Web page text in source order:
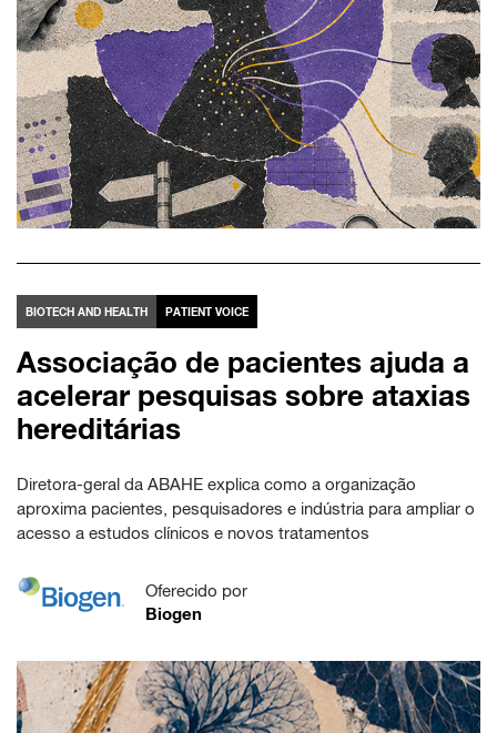
BIOTECH AND HEALTH PATIENT VOICE
Associação de pacientes ajuda a
acelerar pesquisas sobre ataxias
hereditárias
Diretora-geral da ABAHE explica como a organização
aproxima pacientes, pesquisadores e indústria para ampliar o
acesso a estudos clínicos e novos tratamentos
Oferecido por
Biogen